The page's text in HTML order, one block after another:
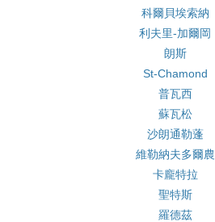
科爾貝埃索納
利夫里-加爾岡
朗斯
St-Chamond
普瓦西
蘇瓦松
沙朗通勒蓬
維勒納夫多爾農
卡龐特拉
聖特斯
羅德茲